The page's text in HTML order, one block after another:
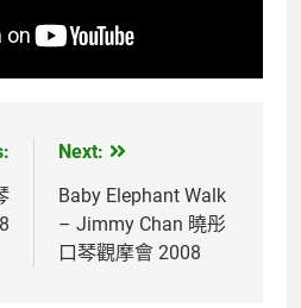
Next:
Baby Elephant Walk
– Jimmy Chan 曉彤
口琴觀摩會 2008